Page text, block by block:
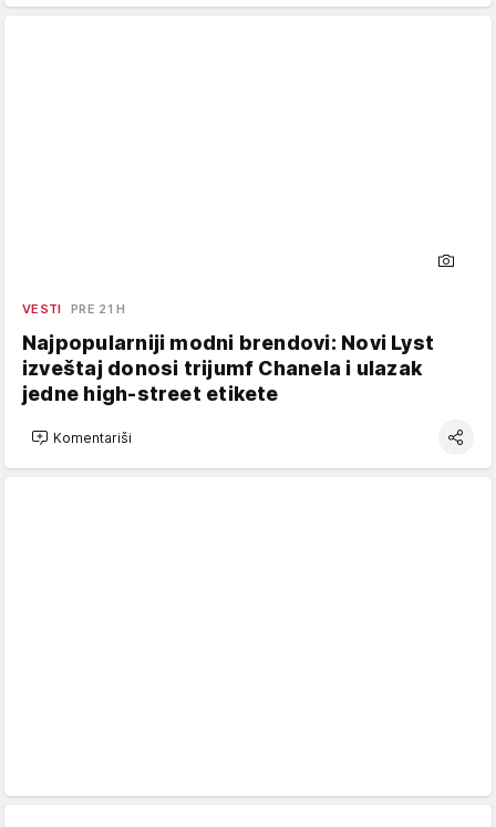
VESTI PRE 21 H
Najpopularniji modni brendovi: Novi Lyst
izveštaj donosi trijumf Chanela i ulazak
jedne high-street etikete
Komentariši